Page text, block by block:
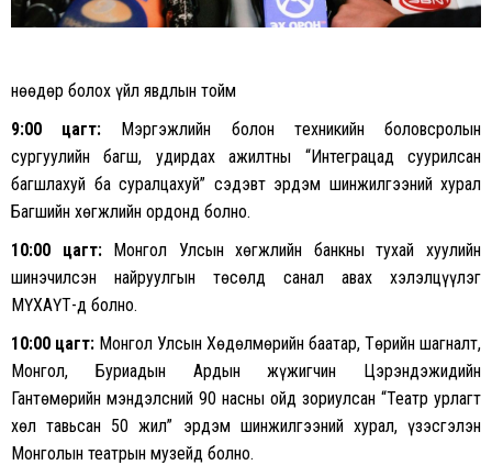
Өнөөдөр болох үйл явдлын тойм
9:00 цагт: Мэргэжлийн болон тeхникийн боловсролын
сургуулийн багш, удирдах ажилтны “Интеграцад суурилсан
багшлахуй ба суралцахуй” сэдэвт эрдэм шинжилгээний хурал
Багшийн хөгжлийн ордонд болно.
10:00 цагт:Монгол Улсын хөгжлийн банкны тухай хуулийн
шинэчилсэн найруулгын төсөлд санал авах хэлэлцүүлэг
МҮХАҮТ-д болно.
10:00 цагт: Монгол Улсын Хөдөлмөрийн баатар, Төрийн шагналт,
Монгол, Буриадын Ардын жүжигчин Цэрэндэжидийн
Гантөмөрийн мэндэлсний 90 насны ойд зориулсан “Театр урлагт
хөл тавьсан 50 жил” эрдэм шинжилгээний хурал, үзэсгэлэн
Монголын театрын музейд болно.